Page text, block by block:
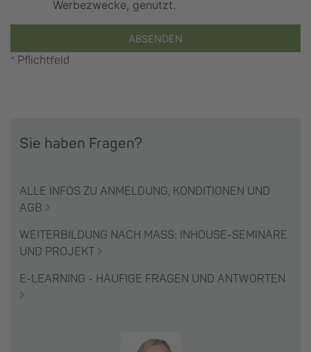
Werbezwecke, genutzt.
ABSENDEN
* Pflichtfeld
Sie haben Fragen?
ALLE INFOS ZU ANMELDUNG, KONDITIONEN UND
AGB
WEITERBILDUNG NACH MASS: INHOUSE-SEMINARE
UND PROJEKT
E-LEARNING - HÄUFIGE FRAGEN UND ANTWORTEN